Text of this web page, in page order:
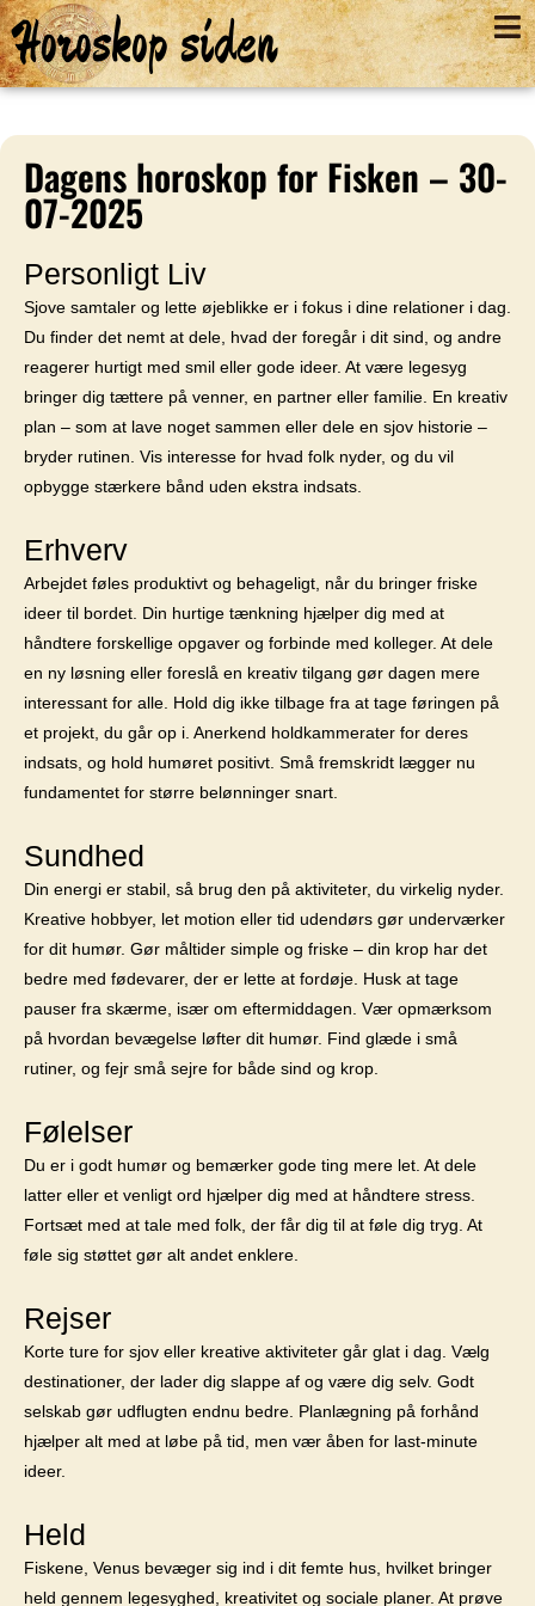
Horoskop siden
Dagens horoskop for Fisken – 30-
07-2025
Personligt Liv
Sjove samtaler og lette øjeblikke er i fokus i dine relationer i dag.
Du finder det nemt at dele, hvad der foregår i dit sind, og andre
reagerer hurtigt med smil eller gode ideer. At være legesyg
bringer dig tættere på venner, en partner eller familie. En kreativ
plan – som at lave noget sammen eller dele en sjov historie –
bryder rutinen. Vis interesse for hvad folk nyder, og du vil
opbygge stærkere bånd uden ekstra indsats.
Erhverv
Arbejdet føles produktivt og behageligt, når du bringer friske
ideer til bordet. Din hurtige tænkning hjælper dig med at
håndtere forskellige opgaver og forbinde med kolleger. At dele
en ny løsning eller foreslå en kreativ tilgang gør dagen mere
interessant for alle. Hold dig ikke tilbage fra at tage føringen på
et projekt, du går op i. Anerkend holdkammerater for deres
indsats, og hold humøret positivt. Små fremskridt lægger nu
fundamentet for større belønninger snart.
Sundhed
Din energi er stabil, så brug den på aktiviteter, du virkelig nyder.
Kreative hobbyer, let motion eller tid udendørs gør underværker
for dit humør. Gør måltider simple og friske – din krop har det
bedre med fødevarer, der er lette at fordøje. Husk at tage
pauser fra skærme, især om eftermiddagen. Vær opmærksom
på hvordan bevægelse løfter dit humør. Find glæde i små
rutiner, og fejr små sejre for både sind og krop.
Følelser
Du er i godt humør og bemærker gode ting mere let. At dele
latter eller et venligt ord hjælper dig med at håndtere stress.
Fortsæt med at tale med folk, der får dig til at føle dig tryg. At
føle sig støttet gør alt andet enklere.
Rejser
Korte ture for sjov eller kreative aktiviteter går glat i dag. Vælg
destinationer, der lader dig slappe af og være dig selv. Godt
selskab gør udflugten endnu bedre. Planlægning på forhånd
hjælper alt med at løbe på tid, men vær åben for last-minute
ideer.
Held
Fiskene, Venus bevæger sig ind i dit femte hus, hvilket bringer
held gennem legesyghed, kreativitet og sociale planer. At prøve